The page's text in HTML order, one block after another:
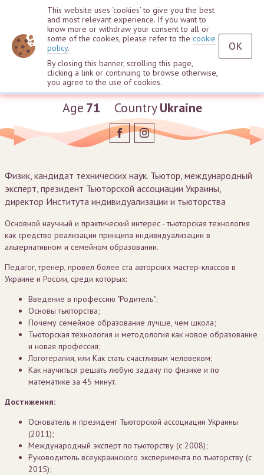
Sergey Vetrov
Age 71 CountryUkraine
Физик, кандидат технических наук. Тьютор, международный
эксперт, президент Тьюторской ассоциации Украины,
директор Института индивидуализации и тьюторства
Основной научный и практический интерес - тьюторская технология
как средство реализации принципа индивидуализации в
альтернативном и семейном образовании.
Педагог, тренер, провел более ста авторских мастер-классов в
Украине и России, среди которых:
Введение в профессию "Родитель";
Основы тьюторства;
Почему семейное образование лучше, чем школа;
Тьюторская технология и методология как новое образование
и новая профессия;
Логотерапия, или Как стать счастливым человеком;
Как научиться решать любую задачу по физике и по
математике за 45 минут.
Достижения:
Основатель и президент Тьюторской ассоциации Украины
(2011);
Международный эксперт по тьюторству (с 2008);
Руководитель всеукраинского эксперимента по тьюторству (с
2015);
This website uses ‘cookies’ to give you the best
and most relevant experience. If you want to
know more or withdraw your consent to all or
some of the cookies, please refer to the cookie
policy.
By closing this banner, scrolling this page,
clicking a link or continuing to browse otherwise,
you agree to the use of cookies.
OK